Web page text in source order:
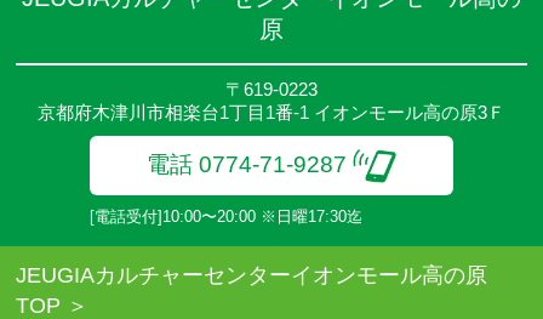
原
〒619-0223
京都府木津川市相楽台1丁目1番-1 イオンモール高の原3Ｆ
電話 0774-71-9287
[電話受付]10:00〜20:00 ※日曜17:30迄
JEUGIAカルチャーセンターイオンモール高の原
TOP